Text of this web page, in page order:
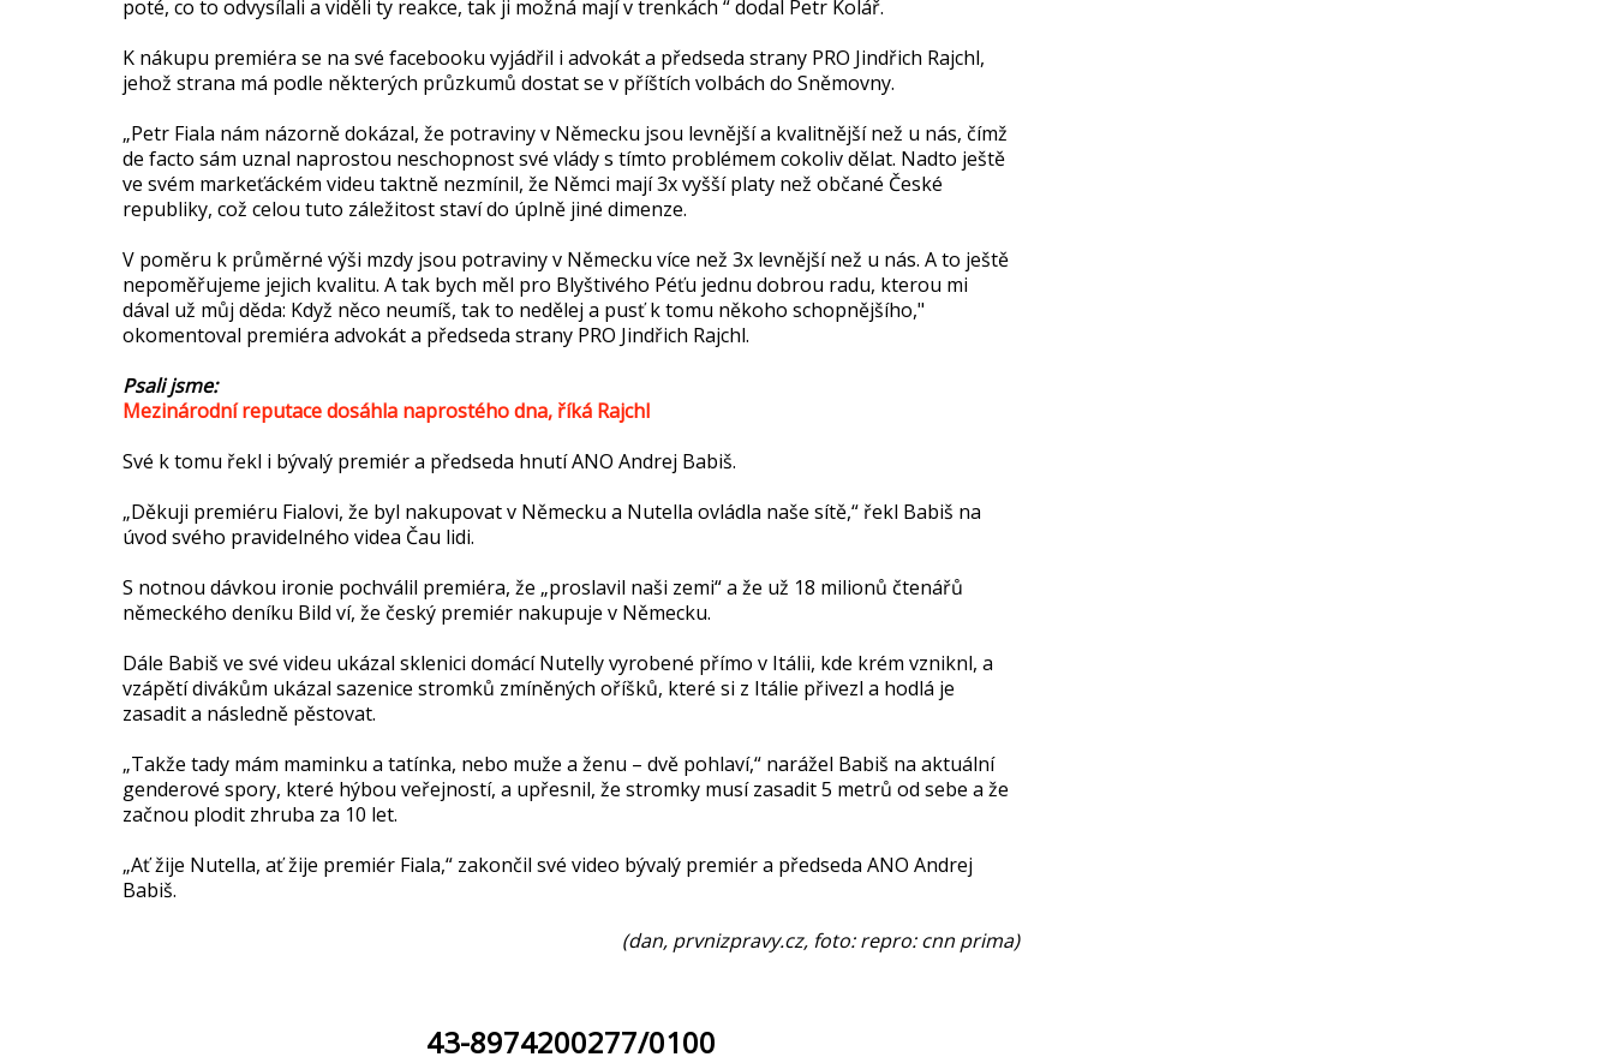
poté, co to odvysílali a viděli ty reakce, tak ji možná mají v trenkách “ dodal Petr Kolář.
K nákupu premiéra se na své facebooku vyjádřil i advokát a předseda strany PRO Jindřich Rajchl,
jehož strana má podle některých průzkumů dostat se v příštích volbách do Sněmovny.
„Petr Fiala nám názorně dokázal, že potraviny v Německu jsou levnější a kvalitnější než u nás, čímž
de facto sám uznal naprostou neschopnost své vlády s tímto problémem cokoliv dělat. Nadto ještě
ve svém markeťáckém videu taktně nezmínil, že Němci mají 3x vyšší platy než občané České
republiky, což celou tuto záležitost staví do úplně jiné dimenze.
V poměru k průměrné výši mzdy jsou potraviny v Německu více než 3x levnější než u nás. A to ještě
nepoměřujeme jejich kvalitu. A tak bych měl pro Blyštivého Péťu jednu dobrou radu, kterou mi
dával už můj děda: Když něco neumíš, tak to nedělej a pusť k tomu někoho schopnějšího,"
okomentoval premiéra advokát a předseda strany PRO Jindřich Rajchl.
Psali jsme:
Mezinárodní reputace dosáhla naprostého dna, říká Rajchl
Své k tomu řekl i bývalý premiér a předseda hnutí ANO Andrej Babiš.
„Děkuji premiéru Fialovi, že byl nakupovat v Německu a Nutella ovládla naše sítě,“ řekl Babiš na
úvod svého pravidelného videa Čau lidi.
S notnou dávkou ironie pochválil premiéra, že „proslavil naši zemi“ a že už 18 milionů čtenářů
německého deníku Bild ví, že český premiér nakupuje v Německu.
Dále Babiš ve své videu ukázal sklenici domácí Nutelly vyrobené přímo v Itálii, kde krém vzniknl, a
vzápětí divákům ukázal sazenice stromků zmíněných oříšků, které si z Itálie přivezl a hodlá je
zasadit a následně pěstovat.
„Takže tady mám maminku a tatínka, nebo muže a ženu – dvě pohlaví,“ narážel Babiš na aktuální
genderové spory, které hýbou veřejností, a upřesnil, že stromky musí zasadit 5 metrů od sebe a že
začnou plodit zhruba za 10 let.
„Ať žije Nutella, ať žije premiér Fiala,“ zakončil své video bývalý premiér a předseda ANO Andrej
Babiš.
(dan, prvnizpravy.cz, foto: repro: cnn prima)
43-8974200277/0100